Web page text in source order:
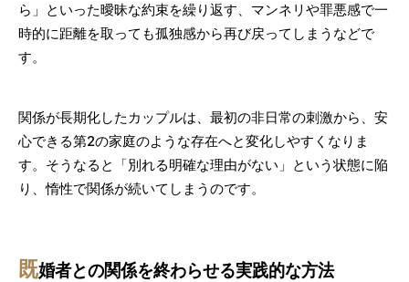
ら」といった曖昧な約束を繰り返す、マンネリや罪悪感で一
時的に距離を取っても孤独感から再び戻ってしまうなどで
す。
関係が長期化したカップルは、最初の非日常の刺激から、安
心できる第2の家庭のような存在へと変化しやすくなりま
す。そうなると「別れる明確な理由がない」という状態に陥
り、惰性で関係が続いてしまうのです。
既婚者との関係を終わらせる実践的な方法